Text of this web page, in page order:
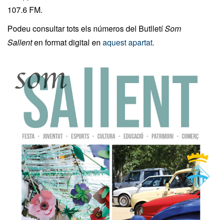
107.6 FM.
Podeu consultar tots els números del ButlletíSom
Sallenten format digital en aquest apartat.